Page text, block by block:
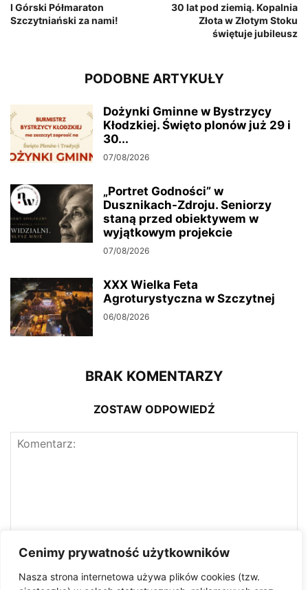
Cenimy prywatność użytkowników
Nasza strona internetowa używa plików cookies (tzw.
I Górski Półmaraton
Szczytniański za nami!
30 lat pod ziemią. Kopalnia
Złota w Złotym Stoku
świętuje jubileusz
PODOBNE ARTYKUŁY
Dożynki Gminne w Bystrzycy
Kłodzkiej. Święto plonów już 29 i
30...
07/08/2026
„Portret Godności” w
Dusznikach-Zdroju. Seniorzy
staną przed obiektywem w
wyjątkowym projekcie
07/08/2026
XXX Wielka Feta
Agroturystyczna w Szczytnej
06/08/2026
BRAK KOMENTARZY
ZOSTAW ODPOWIEDŹ